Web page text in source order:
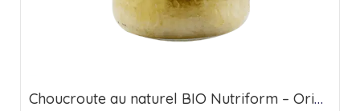
Choucroute au naturel BIO Nutriform – Origine France (85cl)